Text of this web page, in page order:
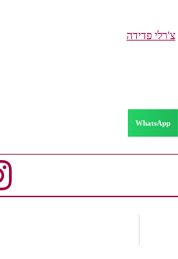
צ'רלי פדידה
WhatsApp